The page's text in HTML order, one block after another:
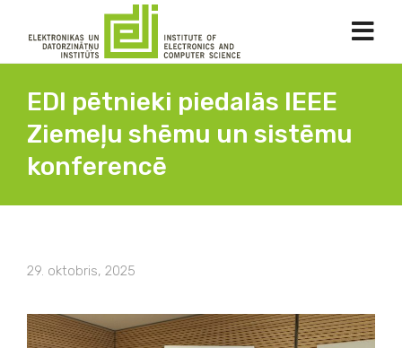
EDI pētnieki piedalās IEEE
Ziemeļu shēmu un sistēmu
konferencē
29. oktobris, 2025